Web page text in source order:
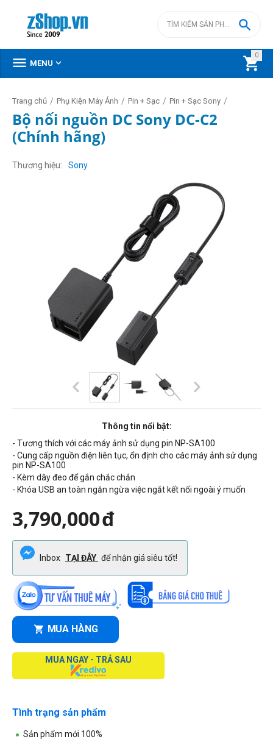
0


 MENU 
Trang chủ / Phụ Kiện Máy Ảnh / Pin + Sạc / Pin + Sạc Sony /
Bộ nối nguồn DC Sony DC-C2
(Chính hãng)
Thương hiệu Sony
Thông tin nổi bật:
- Tương thích với các máy ảnh sử dụng pin NP-SA100
- Cung cấp nguồn điện liên tục, ổn định cho các máy ảnh sử dụng
pin NP-SA100
- Kèm dây đeo để gắn chắc chắn
- Khóa USB an toàn ngăn ngừa việc ngắt kết nối ngoài ý muốn
3,790,000đ
Inbox TẠI ĐÂY để nhận giá siêu tốt!
MUA HÀNG
MUA NGAY - TRẢ SAU
Tình trạng sản phẩm
Sản phẩm mới 100%